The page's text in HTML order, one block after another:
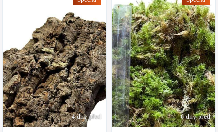
4 dny před 6 dny před